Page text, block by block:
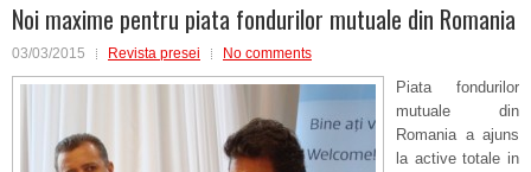
Noi maxime pentru piata fondurilor mutuale din Romania
03/03/2015 Revista presei No comments
Piata fondurilor
mutuale din
Romania a ajuns
la active totale in